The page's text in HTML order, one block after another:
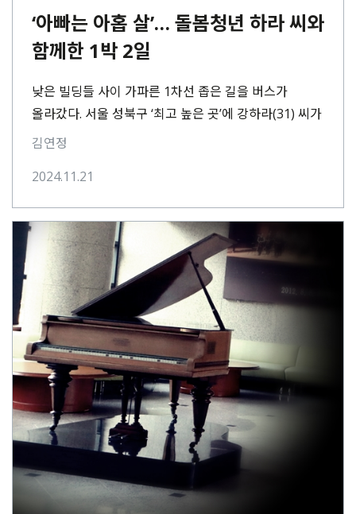
‘아빠는 아홉 살’… 돌봄청년 하라 씨와
함께한 1박 2일
낮은 빌딩들 사이 가파른 1차선 좁은 길을 버스가
올라갔다. 서울 성북구 ‘최고 높은 곳’에 강하라(31) 씨가
살고 있다. 아홉 살⋯
김연정
2024.11.21